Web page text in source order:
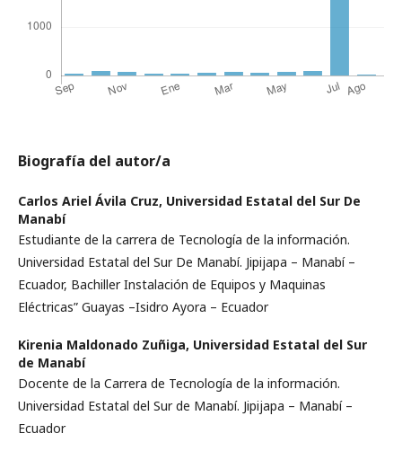
Biografía del autor/a
Carlos Ariel Ávila Cruz, Universidad Estatal del Sur De
Manabí
Estudiante de la carrera de Tecnología de la información.
Universidad Estatal del Sur De Manabí. Jipijapa – Manabí –
Ecuador, Bachiller Instalación de Equipos y Maquinas
Eléctricas” Guayas –Isidro Ayora – Ecuador
Kirenia Maldonado Zuñiga, Universidad Estatal del Sur
de Manabí
Docente de la Carrera de Tecnología de la información.
Universidad Estatal del Sur de Manabí. Jipijapa – Manabí –
Ecuador